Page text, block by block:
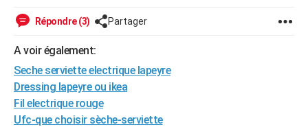
Destinations
City break
Voyage nature
Voyage de noces
Forum
Climat
BONS PLANS
CARTE DE VOEUX
Répondre (3) Partager
A voir également:
Seche serviette electrique lapeyre
Dressing lapeyre ou ikea
Fil electrique rouge
Ufc-que choisir sèche-serviette